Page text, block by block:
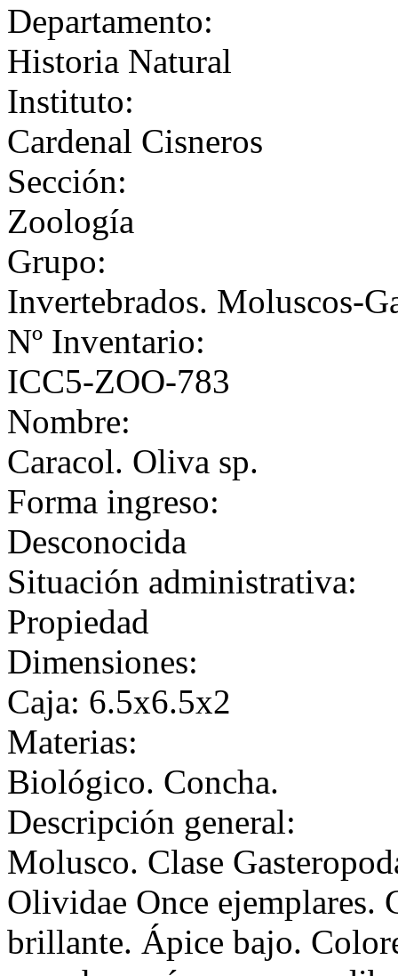
Departamento:
Historia Natural
Instituto:
Cardenal Cisneros
Sección:
Zoología
Grupo:
Invertebrados. Moluscos-
Nº Inventario:
ICC5-ZOO-783
Nombre:
Caracol. Oliva sp.
Forma ingreso:
Desconocida
Situación administrativa:
Propiedad
Dimensiones:
Caja: 6.5x6.5x2
Materias:
Biológico. Concha.
Descripción general:
Molusco. Clase
Olividae Once
brillante. Ápice bajo.